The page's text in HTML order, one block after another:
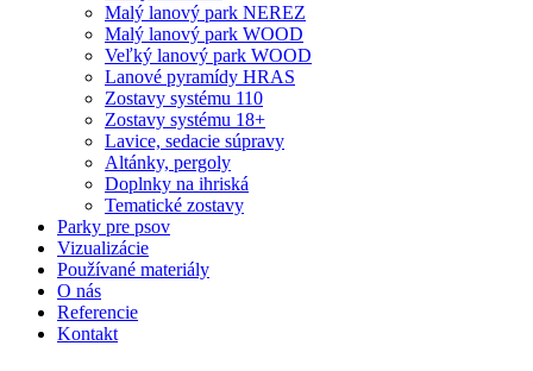
Malý lanový park NEREZ
Malý lanový park WOOD
Veľký lanový park WOOD
Lanové pyramídy HRAS
Zostavy systému 110
Zostavy systému 18+
Lavice, sedacie súpravy
Altánky, pergoly
Doplnky na ihriská
Tematické zostavy
Parky pre psov
Vizualizácie
Používané materiály
O nás
Referencie
Kontakt